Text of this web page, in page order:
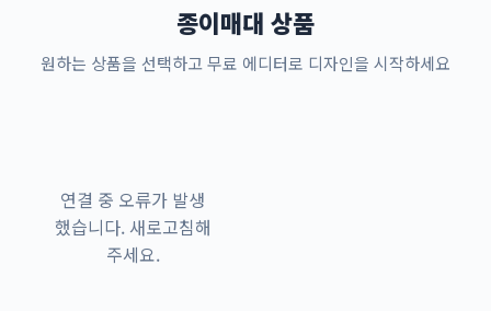
종이매대 상품
원하는 상품을 선택하고 무료 에디터로 디자인을 시작하세요
연결 중 오류가 발생
했습니다. 새로고침해
주세요.